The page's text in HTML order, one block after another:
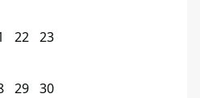
22 23
29 30